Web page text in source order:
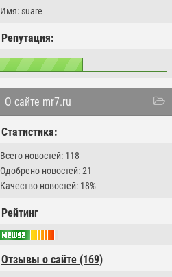
Имя: suare
Репутация:
О сайте mr7.ru
Статистика:
Всего новостей: 118
Одобрено новостей: 21
Качество новостей: 18%
Рейтинг
Отзывы о сайте (169)